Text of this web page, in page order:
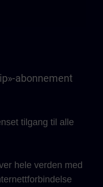
abonnement
tilgang til alle
hele verden med